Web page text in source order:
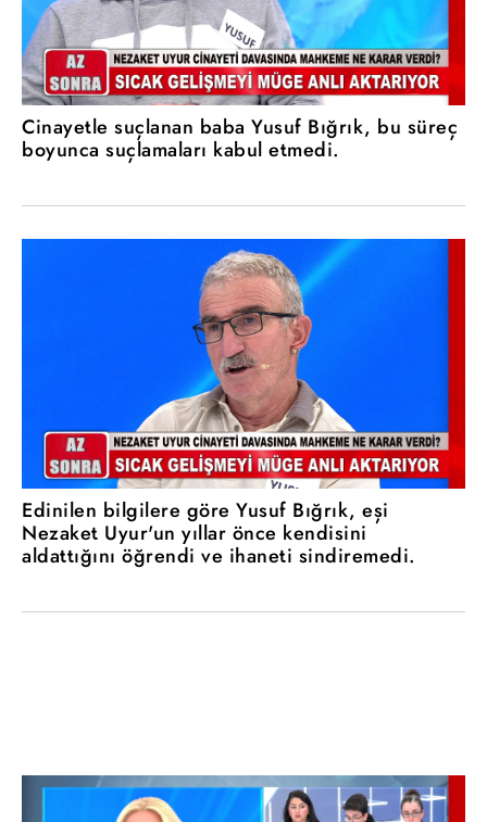
Cinayetle suçlanan baba Yusuf Bığrık, bu süreç
boyunca suçlamaları kabul etmedi.
Edinilen bilgilere göre Yusuf Bığrık, eşi
Nezaket Uyur'un yıllar önce kendisini
aldattığını öğrendi ve ihaneti sindiremedi.